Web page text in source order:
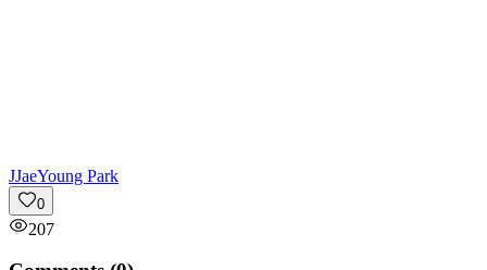
JJaeYoung Park
0
207